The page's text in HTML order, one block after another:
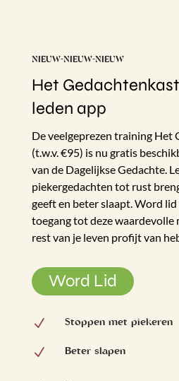
NIEUW-NIEUW-NIEUW
Het
leden app
De veelgeprezen training Het
(t.w.v. €95) is nu gratis
van de Dagelijkse Gedachte.
piekergedachten tot rust
geeft en beter slaapt. Word
toegang tot deze waardevolle
rest van je leven profijt van
Word Lid
N Stoppen met piekeren
N Beter slapen